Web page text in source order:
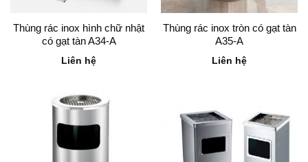
Thùng rác inox hình chữ nhật
có gạt tàn A34-A
Liên hệ
Thùng rác inox tròn có gạt tàn
A35-A
Liên hệ